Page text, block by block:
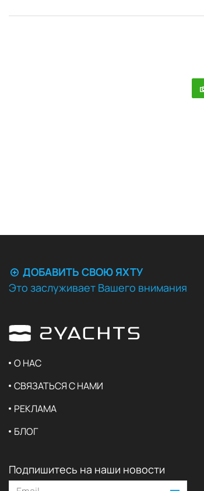
ДОБАВИТЬ СВОЮ ЯХТУ
Это заслуживает Вашего внимания
О НАС
СВЯЗАТЬСЯ С НАМИ
РЕКЛАМА
БЛОГ
Подпишитесь на наши новости